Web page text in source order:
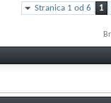
Stranica 1 od 6 1